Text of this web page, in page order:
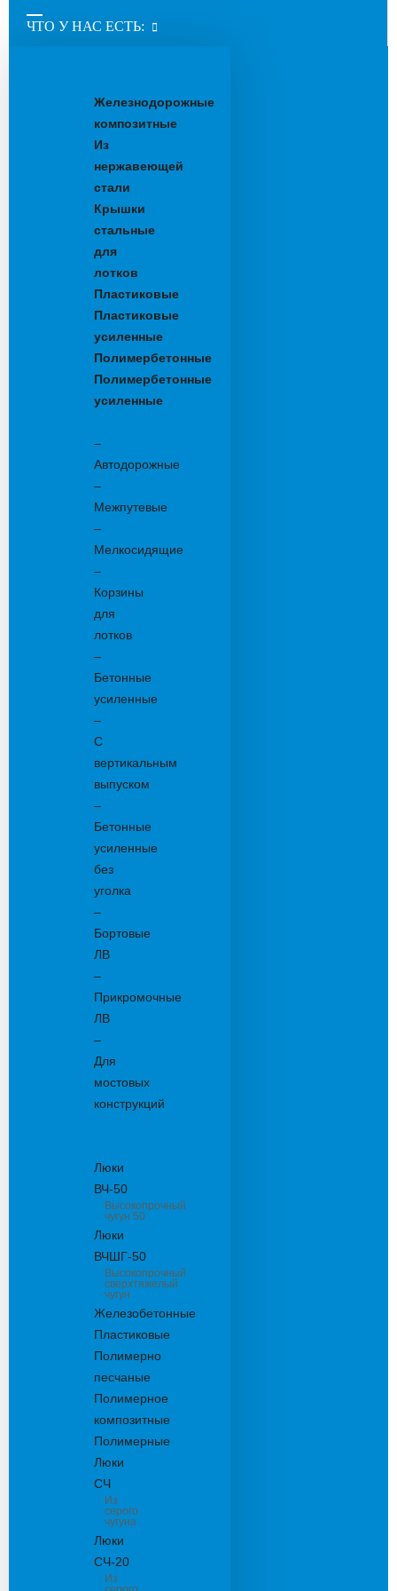
ЧТО У НАС ЕСТЬ:
Железнодорожные
композитные
Из
нержавеющей
стали
Крышки
стальные
для
лотков
Пластиковые
Пластиковые
усиленные
Полимербетонные
Полимербетонные
усиленные
–
Автодорожные
–
Межпутевые
–
Мелкосидящие
–
Корзины
для
лотков
–
Бетонные
усиленные
–
С
вертикальным
выпуском
–
Бетонные
усиленные
без
уголка
–
Бортовые
ЛВ
–
Прикромочные
ЛВ
–
Для
мостовых
конструкций
Люки
ВЧ-50
Высокопрочный
чугун 50
Люки
ВЧШГ-50
Высокопрочный
сверхтяжелый
чугун
Железобетонные
Пластиковые
Полимерно
песчаные
Полимерное
композитные
Полимерные
Люки
СЧ
Из
серого
чугуна
Люки
СЧ-20
Из